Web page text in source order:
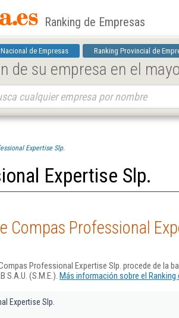
Ranking de Empresas
de Empresas Ranking Provincial de
de su empresa en el
Expertise Slp.
Expertise Slp.
Compas Professional
Professional Expertise Slp. procede de la
S.A.U. (S.M.E.). Más información sobre el Ranking
Expertise Slp.